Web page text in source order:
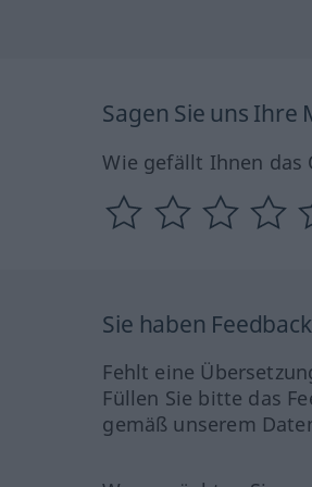
Sagen Sie uns Ihre
Wie gefällt Ihnen das
Sie haben
Fehlt eine
Füllen Sie bitte das
gemäß unserem